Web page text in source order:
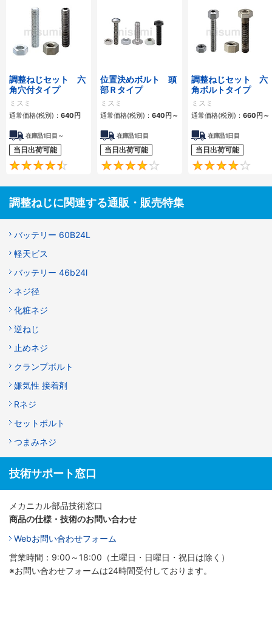
調整ねじセット 六
角穴付タイプ
ミスミ
通常価格(税別)： 640円
在庫品1日目～
当日出荷可能
4.5
位置決めボルト 頭
部Ｒタイプ
ミスミ
通常価格(税別)： 640円～
在庫品1日目
当日出荷可能
4.3
調整ねじセット 六
角ボルトタイプ
ミスミ
通常価格(税別)： 660円～
在庫品1日目
当日出荷可能
調整ねじに関連する通販・販売特集
バッテリー 60B24L
軽天ビス
バッテリー 46b24l
ネジ径
化粧ネジ
逆ねじ
止めネジ
クランプボルト
嫌気性 接着剤
Rネジ
セットボルト
つまみネジ
技術サポート窓口
メカニカル部品技術窓口
商品の仕様・技術のお問い合わせ
Webお問い合わせフォーム
営業時間：9:00～18:00（土曜日・日曜日・祝日は除く）
※お問い合わせフォームは24時間受付しております。